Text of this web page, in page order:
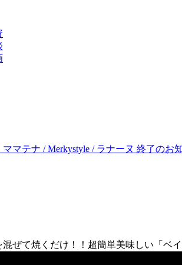
ママテナ / Merkystyle / ラナーヌ 終了のお
混ぜて焼くだけ！！超簡単美味しい「ベ